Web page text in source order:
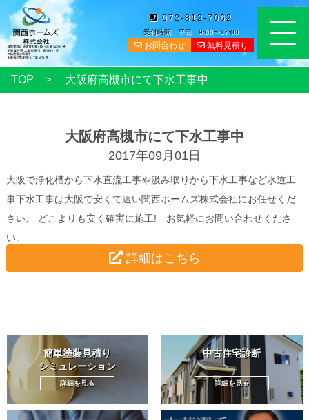
072-812-7062
受付時間 平日 9:00〜17:00
お問合わせ 無料見積り
TOP 大阪府高槻市にて下水工事中
大阪府高槻市にて下水工事中
2017年09月01日
大阪で浄化槽から下水直流工事や汲み取りから下水工事など水道工
事下水工事は大阪で安くて速い関西ホームズ株式会社にお任せくだ
さい。 どこよりも安く確実に施工! お気軽にお問い合わせくださ
い。
詳細はこちら
簡単塗装見積り
シミュレーション
詳細を見る
中古住宅診断
詳細を見る